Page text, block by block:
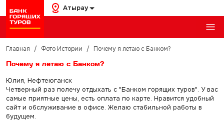
Атырау
Главная / Фото Истории / Почему я летаю с Банком?
Почему я летаю с Банком?
Юлия, Нефтеюганск
Четверный раз полечу отдыхать с "Банком горящих туров". У вас
самые приятные цены, есть оплата по карте. Нравится удобный
сайт и обслуживание в офисе. Желаю стабильной работы в
будущем.